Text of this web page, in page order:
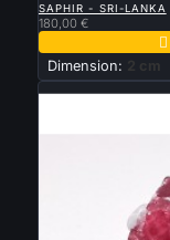
SAPHIR - SRI-LANKA
180,00 €

Dimension: 2 cm
Nouveau